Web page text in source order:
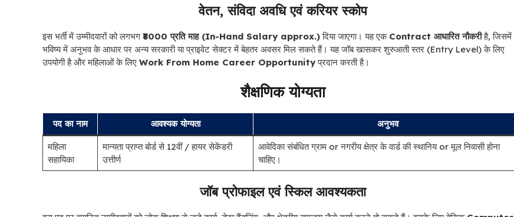
वेतन, संविदा अवधि एवं करियर स्कोप
इस भर्ती में उम्मीदवारों को लगभग ₹8000 प्रति माह (In-Hand Salary approx.)दिया जाएगा। यह एक Contract आधारित नौकरीहै, जिसमें
भविष्य में अनुभव के आधार पर अन्य सरकारी या प्राइवेट सेक्टर में बेहतर अवसर मिल सकते हैं। यह जॉब खासकर शुरुआती स्तर (Entry Level) के लिए
उपयोगी है और महिलाओं के लिए Work From Home Career Opportunityप्रदान करती है।
शैक्षणिक योग्यता
पद का नाम आवश्यक योग्यता अनुभव
महिला
सहायिका
मान्यता प्राप्त बोर्ड से 12वीं / हायर सेकेंडरी
उत्तीर्ण
आवेदिका संबंधित ग्राम or नगरीय क्षेत्र के वार्ड की स्‍थानिय or मूल निवासी होना
चाहिए।
जॉब प्रोफाइल एवं स्किल आवश्यकता